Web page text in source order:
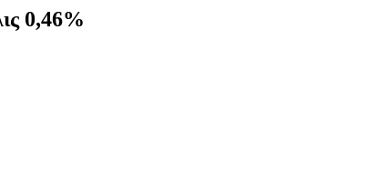
0,46%